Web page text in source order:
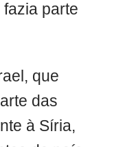
parte
que
das
à Síria,